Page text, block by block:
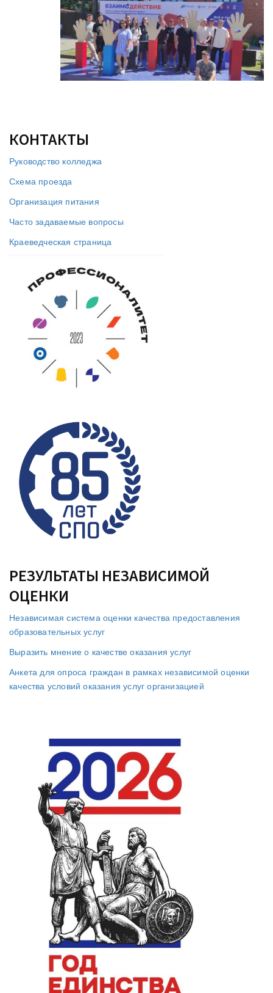
КОНТАКТЫ
Руководство колледжа
Схема проезда
Организация питания
Часто задаваемые вопросы
Краеведческая страница
РЕЗУЛЬТАТЫ НЕЗАВИСИМОЙ
ОЦЕНКИ
Независимая система оценки качества предоставления
образовательных услуг
Выразить мнение о качестве оказания услуг
Анкета для опроса граждан в рамках независимой оценки
качества условий оказания услуг организацией